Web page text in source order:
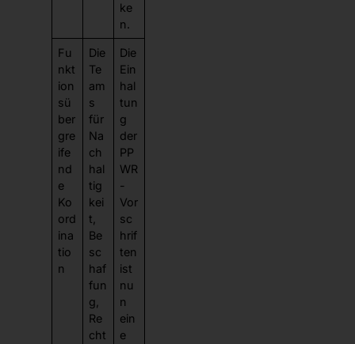
ke
n.
Fu
nkt
ion
sü
ber
gre
ife
nd
e
Ko
ord
ina
tio
n
Die
Te
am
s
für
Na
ch
hal
tig
kei
t,
Be
sc
haf
fun
g,
Re
cht
Die
Ein
hal
tun
g
der
PP
WR
-
Vor
sc
hrif
ten
ist
nu
n
ein
e